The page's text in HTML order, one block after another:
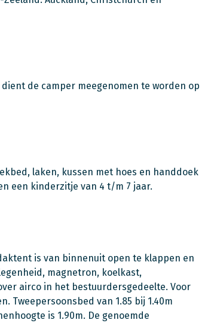
de camper meegenomen te worden op
laken, kussen met hoes en handdoek
een kinderzitje van 4 t/m 7 jaar.
is van binnenuit open te klappen en
magnetron, koelkast,
airco in het bestuurdersgedeelte. Voor
Tweepersoonsbed van 1.85 bij 1.40m
is 1.90m. De genoemde